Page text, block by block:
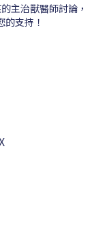
主治獸醫師討論，
支持！